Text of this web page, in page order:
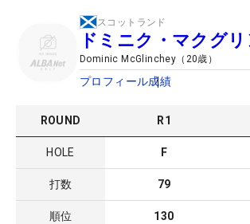
スコットランド
ドミニク・マクグ
Dominic McGlinchey （ 20歳）
プロフィール成績
ROUND R1
HOLE F
打数 79
順位 130